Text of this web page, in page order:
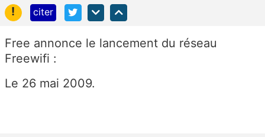
!
citer
Free annonce le lancement du réseau
Freewifi :
Le 26 mai 2009.